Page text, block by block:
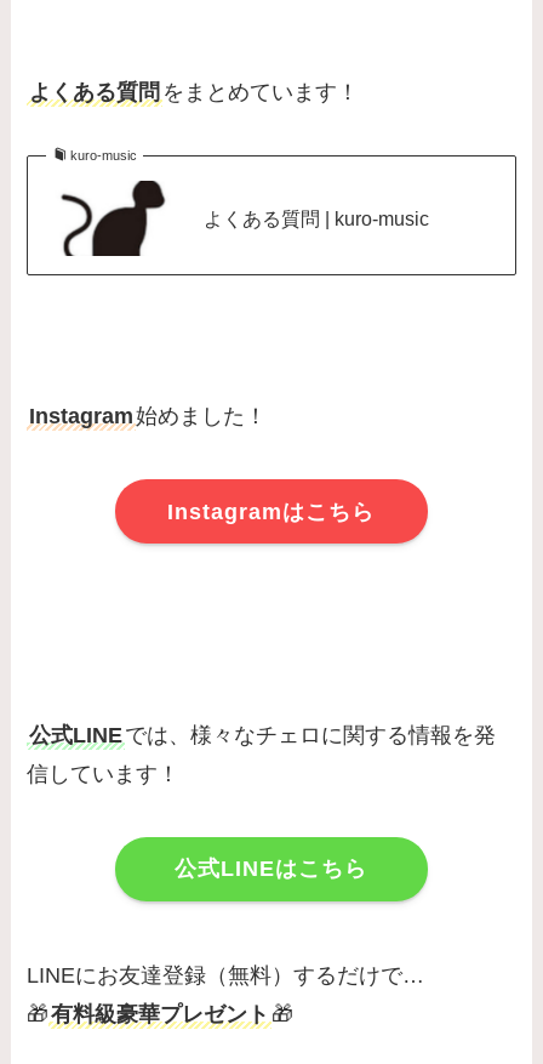
よくある質問 をまとめています！
kuro-music
よくある質問 | kuro-music
Instagram始めました！
Instagramはこちら
公式LINEでは、様々なチェロに関する情報を発
信しています！
公式LINEはこちら
LINEにお友達登録（無料）するだけで…
🎁有料級豪華プレゼント 🎁